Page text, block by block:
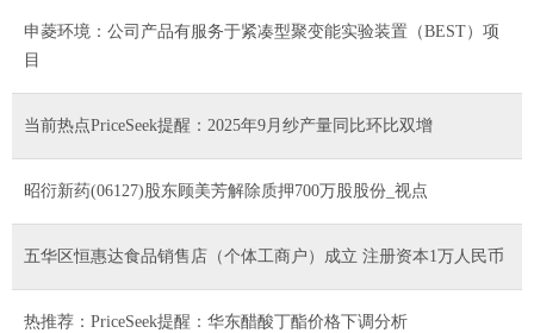
申菱环境：公司产品有服务于紧凑型聚变能实验装置（BEST）项
目
当前热点PriceSeek提醒：2025年9月纱产量同比环比双增
昭衍新药(06127)股东顾美芳解除质押700万股股份_视点
五华区恒惠达食品销售店（个体工商户）成立 注册资本1万人民币
热推荐：PriceSeek提醒：华东醋酸丁酯价格下调分析